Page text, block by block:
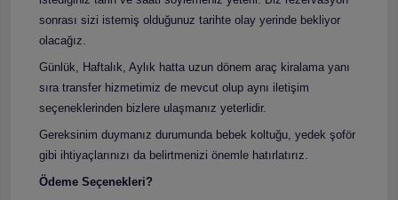
sonrası sizi istemiş olduğunuz tarihte olay yerinde bekliyor
olacağız.
Günlük, Haftalık, Aylık hatta uzun dönem araç kiralama yanı
sıra transfer hizmetimiz de mevcut olup aynı iletişim
seçeneklerinden bizlere ulaşmanız yeterlidir.
Gereksinim duymanız durumunda bebek koltuğu, yedek şoför
gibi ihtiyaçlarınızı da belirtmenizi önemle hatırlatırız.
Ödeme Seçenekleri?